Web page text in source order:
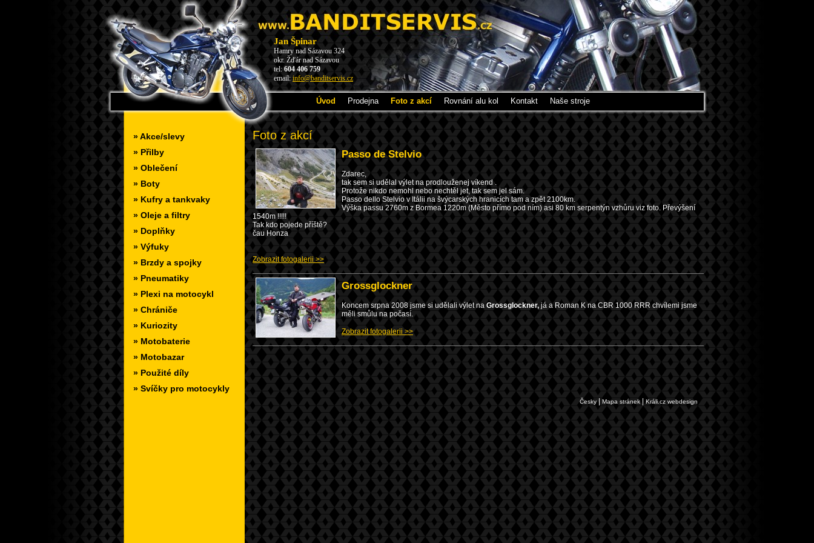
Jan Špinar
Hamry nad Sázavou 324
okr. Žďár nad Sázavou
tel:604 406 759
email: info@banditservis.cz
Úvod Prodejna Foto z akcí Rovnání alu kol Kontakt Naše stroje
» Akce/slevy
» Přilby
» Oblečení
» Boty
» Kufry a tankvaky
» Oleje a filtry
» Doplňky
» Výfuky
» Brzdy a spojky
» Pneumatiky
» Plexi na motocykl
» Chrániče
» Kuriozity
» Motobaterie
» Motobazar
» Použité díly
» Svíčky pro motocykly
Foto z akcí
Passo de Stelvio
Zdarec,
tak sem si udělal výlet na prodlouženej víkend .
Protože nikdo nemohl nebo nechtěl jet, tak sem jel sám.
Passo dello Stelvio v Itálii na švýcarských hranicích tam a zpět 2100km.
Výška passu 2760m z Bormea 1220m (Město přímo pod ním) asi 80 km serpentýn vzhůru viz foto. Převýšení
1540m !!!!!
Tak kdo pojede příště?
čau Honza
Zobrazit fotogalerii >>
Grossglockner
Koncem srpna 2008 jsme si udělali výlet na Grossglockner, já a Roman K na CBR 1000 RRR chvílemi jsme
měli smůlu na počasí.
Zobrazit fotogalerii >>
Česky| Mapa stránek|Králi.cz webdesign